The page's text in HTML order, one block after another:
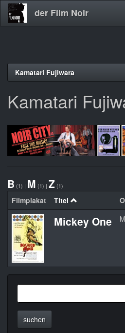
Direkt
der Film Noir
Kamatari Fujiwara
Kamatari
B (1) | M (1) | Z (1)
Filmplakat Titel
Mickey One
suchen